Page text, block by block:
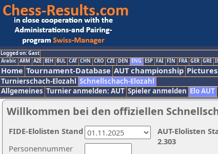
Logged on: Gast
Arabic ARM AZE BIH BUL CAT CHN CRO CZE DEN ENG ESP FAI FIN FRA GER GRE
Home Tournament-Database AUT championship Pictures
Turnierschach-Elozahl Schnellschach-Elozahl
Allgemeines Turnier anmelden: AUT Spieler anmelden Elo AUT
Willkommen bei den offiziellen
Personennummer
AUT-Elolisten
2.303
FIDE-Elolisten Stand